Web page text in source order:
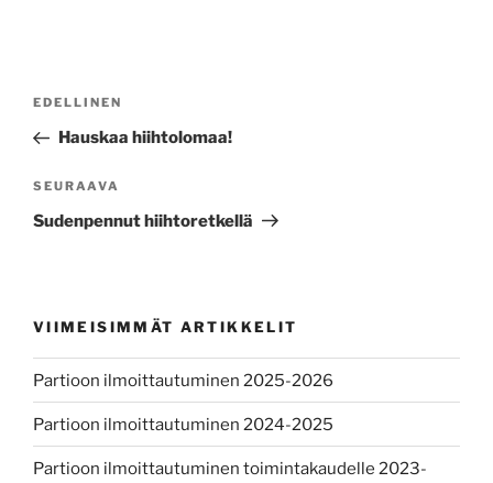
Edellinen
artikkeli
EDELLINEN
Hauskaa hiihtolomaa!
Seuraava
artikkeli
SEURAAVA
Sudenpennut hiihtoretkellä
VIIMEISIMMÄT ARTIKKELIT
Partioon ilmoittautuminen 2025-2026
Partioon ilmoittautuminen 2024-2025
Partioon ilmoittautuminen toimintakaudelle 2023-